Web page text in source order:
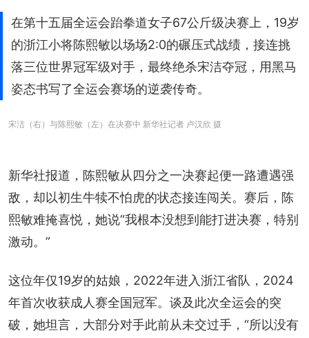
在第十五届全运会跆拳道女子67公斤级决赛上，19岁
的浙江小将陈熙敏以场场2:0的碾压式战绩，接连挑
落三位世界冠军级对手，最终绝杀宋洁夺冠，用黑马
姿态书写了全运会赛场的逆袭传奇。
宋洁（右）与陈熙敏（左）在决赛中 新华社记者 卢汉欣 摄
新华社报道，陈熙敏从四分之一决赛起便一路遭遇强
敌，却以初生牛犊不怕虎的状态接连闯关。赛后，陈
熙敏难掩喜悦，她说“我根本没想到能打进决赛，特别
激动。”
这位年仅19岁的姑娘，2022年进入浙江省队，2024
年首次收获成人赛全国冠军。谈及此次全运会的突
破，她坦言，大部分对手此前从未交过手，“所以没有